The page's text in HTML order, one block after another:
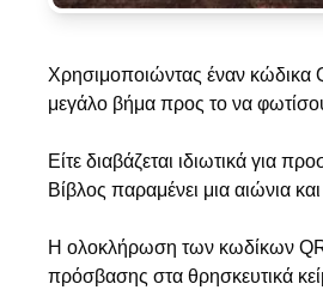
Χρησιμοποιώντας έναν κώδικα
μεγάλο βήμα προς το να
Είτε διαβάζεται ιδιωτικά για
Βίβλος παραμένει μια αιώνια
Η ολοκλήρωση των κωδίκων QR
πρόσβασης στα θρησκευτικά